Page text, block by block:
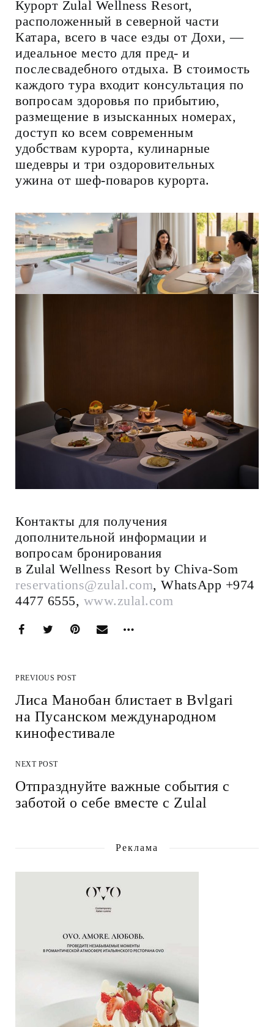
Курорт Zulal Wellness Resort,
расположенный в северной части
Катара, всего в часе езды от Дохи, —
идеальное место для пред- и
послесвадебного отдыха. В стоимость
каждого тура входит консультация по
вопросам здоровья по прибытию,
размещение в изысканных номерах,
доступ ко всем современным
удобствам курорта, кулинарные
шедевры и три оздоровительных
ужина от шеф-поваров курорта.
Контакты для получения
дополнительной информации и
вопросам бронирования
в Zulal Wellness Resort by Chiva-Som
reservations@zulal.com, WhatsApp +974
4477 6555, www.zulal.com
PREVIOUS POST
Лиса Манобан блистает в Bvlgari
на Пусанском международном
кинофестивале
NEXT POST
Отпразднуйте важные события с
заботой о себе вместе с Zulal
Реклама